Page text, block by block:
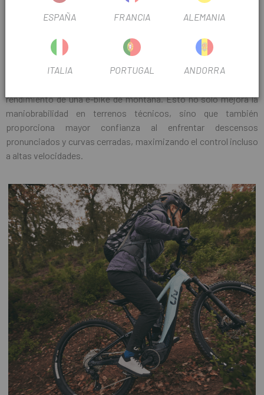
GEOMETRÍA OPTIMIZADA
La geometría de la Liv Embolden E+ está diseñada para ofrecer
rendimiento de una e-bike de montaña. Esto no solo mejora la
maniobrabilidad en terrenos técnicos, sino que también
proporciona mayor confianza al enfrentar descensos
pronunciados y curvas cerradas, maximizando el control incluso
a altas velocidades.
ESPAÑA FRANCIA ALEMANIA
ITALIA PORTUGAL ANDORRA